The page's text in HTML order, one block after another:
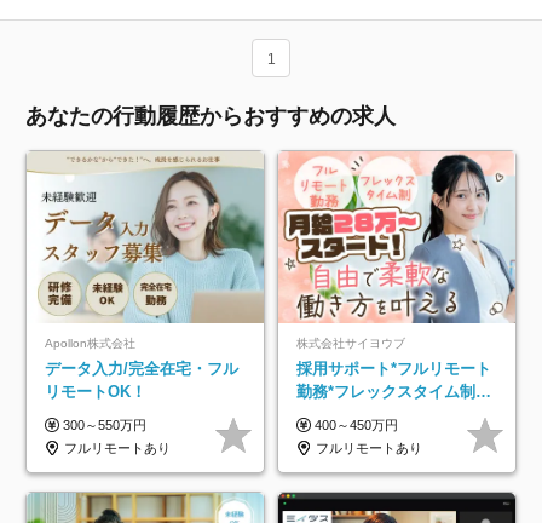
1
あなたの行動履歴からおすすめの求人
Apollon株式会社
データ入力/完全在宅・フル
リモートOK！
300～550万円
フルリモートあり
株式会社サイヨウブ
採用サポート*フルリモート
勤務*フレックスタイム制*
年休120日*土日祝休み*残業
ほぼなし*育児中社員8割以
上
400～450万円
フルリモートあり